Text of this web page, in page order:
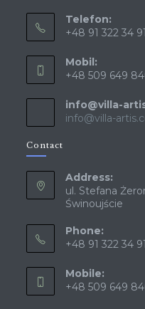
Telefon:
+48 91 322 34 91
Mobil:
+48 509 649
info@villa-
info@villa-
Contact
Address:
ul. Stefana
Świnoujście
Phone:
+48 91 322 34 91
Mobile:
+48 509 649